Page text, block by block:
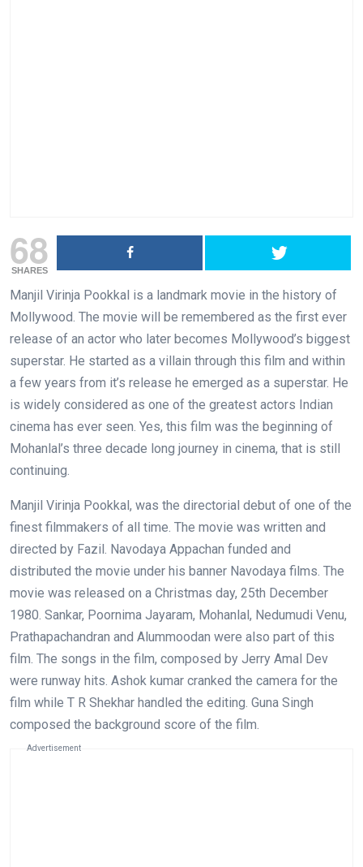
68
SHARES
Manjil Virinja Pookkal is a landmark movie in the history of
Mollywood. The movie will be remembered as the first ever
release of an actor who later becomes Mollywood’s biggest
superstar. He started as a villain through this film and within
a few years from it’s release he emerged as a superstar. He
is widely considered as one of the greatest actors Indian
cinema has ever seen. Yes, this film was the beginning of
Mohanlal’s three decade long journey in cinema, that is still
continuing.
Manjil Virinja Pookkal, was the directorial debut of one of the
finest filmmakers of all time. The movie was written and
directed by Fazil. Navodaya Appachan funded and
distributed the movie under his banner Navodaya films. The
movie was released on a Christmas day, 25th December
1980. Sankar, Poornima Jayaram, Mohanlal, Nedumudi Venu,
Prathapachandran and Alummoodan were also part of this
film. The songs in the film, composed by Jerry Amal Dev
were runway hits. Ashok kumar cranked the camera for the
film while T R Shekhar handled the editing. Guna Singh
composed the background score of the film.
Advertisement